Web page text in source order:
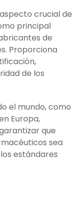
crucial de
principal
de
Proporciona
de los
el mundo, como
Europa,
que
sea
estándares